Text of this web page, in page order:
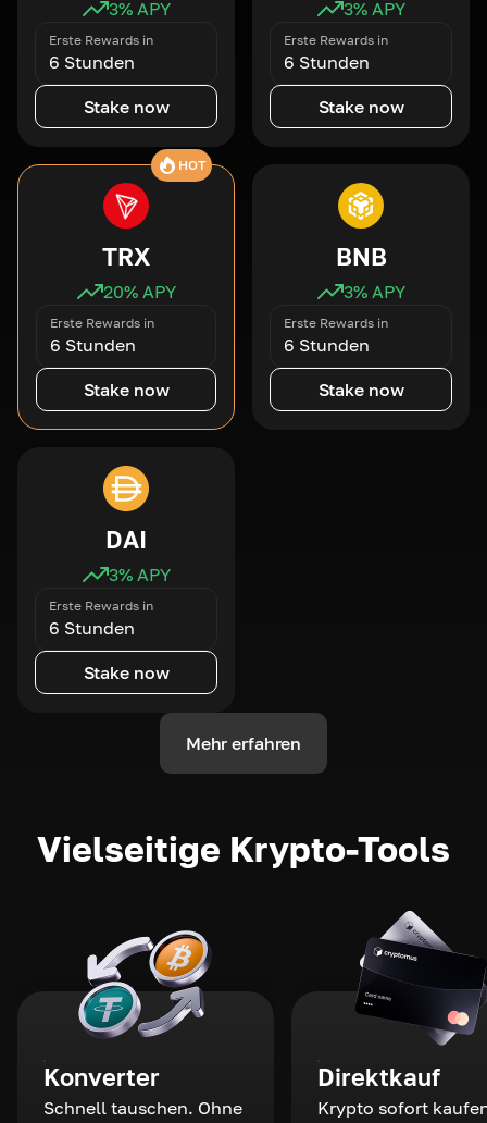
3% APY
Erste Rewards in
6 Stunden
Stake now
3% APY
Erste Rewards in
6 Stunden
Stake now
HOT
TRX
20% APY
Erste Rewards in
6 Stunden
Stake now
BNB
3% APY
Erste Rewards in
6 Stunden
Stake now
DAI
3% APY
Erste Rewards in
6 Stunden
Stake now
Mehr erfahren
Vielseitige Krypto-Tools
Konverter
Schnell tauschen. Ohne
Direktkauf
Krypto sofort